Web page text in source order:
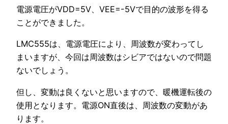
電源電圧がVDD=5V、VEE=-5Vで目的の波形を得る
ことができました。
LMC555は、電源電圧により、周波数が変わってし
まいますが、今回は周波数はシビアではないので問題
ないでしょう。
但し、変動は良くないと思いますので、暖機運転後の
使用となります。電源ON直後は、周波数の変動があ
ります。